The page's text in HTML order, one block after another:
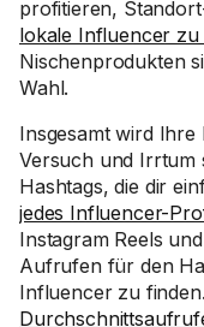
profitieren,
lokale Influencer zu
Nischenprodukten
Wahl.
Insgesamt wird Ihre
Versuch und Irrtum
Hashtags, die dir
jedes Influencer-
Instagram Reels
Aufrufen für den
Influencer zu